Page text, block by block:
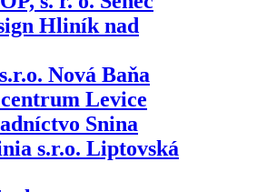
Hliník nad
Nová Baňa
Levice
Snina
s.r.o. Liptovská